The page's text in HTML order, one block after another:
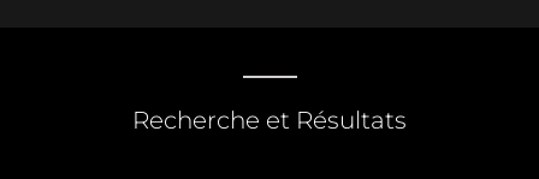
Recherche et Résultats